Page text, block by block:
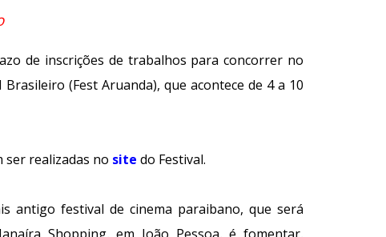
de inscrições de trabalhos para concorrer no
(Fest Aruanda), que acontece de 4 a 10
ser realizadas no sitedo Festival.
antigo festival de cinema paraibano, que será